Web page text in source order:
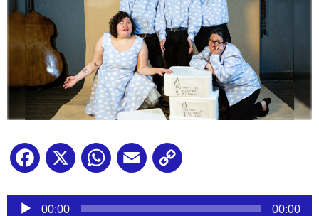
Facebook
X WhatsApp
Email
Reproductor
00:00 00:00